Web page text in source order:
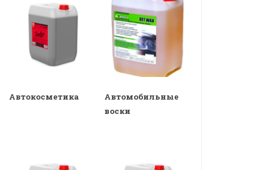
Автокосметика
Автомобильные
воски